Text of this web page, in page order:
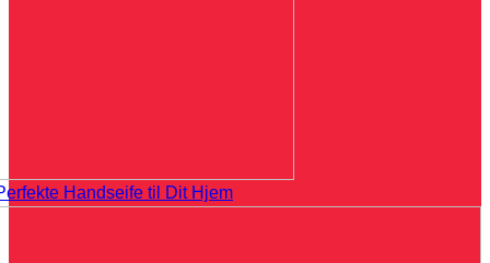
Handseife til Dit Hjem